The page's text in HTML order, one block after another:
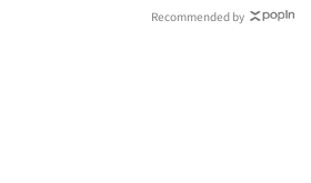
Recommended by